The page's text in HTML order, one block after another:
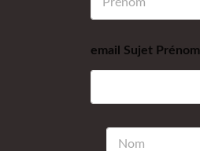
é
o
email Sujet Prénom
N